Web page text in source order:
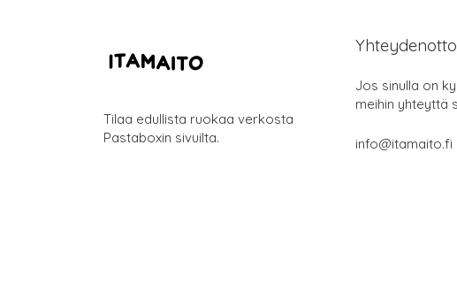
Tilaa edullista ruokaa verkosta
Pastaboxin sivuilta.
Yhteydenotto
Jos sinulla on
meihin yhteyttä
info@itamaito.fi